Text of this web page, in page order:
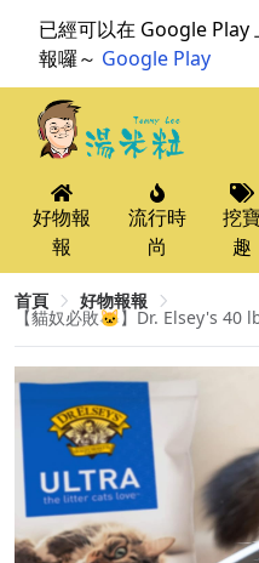
已經可以在 Google Play
報囉～ Google Play
好物報
報
流行時
尚
挖
趣
首頁 好物報報
【貓奴必敗🐱】Dr. Elsey's 40